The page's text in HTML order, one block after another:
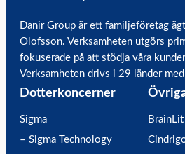
Danir Group är ett familjeföretag
Olofsson. Verksamheten utgörs
fokuserade på att stödja våra
Verksamheten drivs i 29 länder
Dotterkoncerner
Sigma
– Sigma Technology
BrainLit